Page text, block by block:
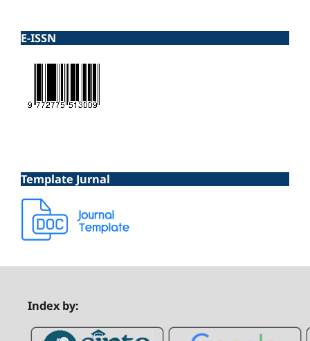
E-ISSN
Template Jurnal
Index by: